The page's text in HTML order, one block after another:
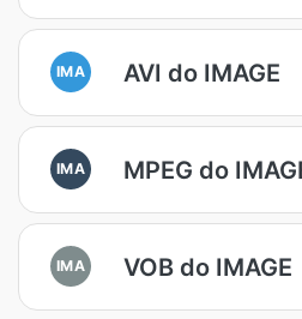
IMA AVI do IMAGE
IMA MPEG do
IMA VOB do IMAGE